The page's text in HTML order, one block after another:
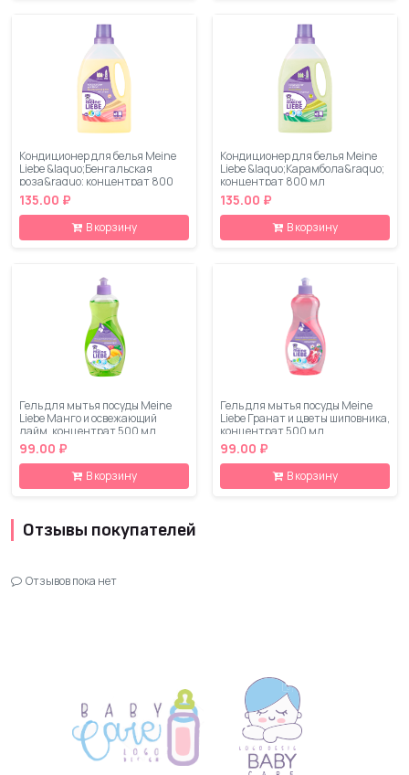
Кондиционер для белья Meine
Liebe &laquo;Бенгальская
роза&raquo; концентрат 800
мл
135.00 ₽
В корзину
Кондиционер для белья Meine
Liebe &laquo;Карамбола&raquo;
концентрат 800 мл
135.00 ₽
В корзину
Гель для мытья посуды Meine
Liebe Манго и освежающий
лайм, концентрат 500 мл
99.00 ₽
В корзину
Гель для мытья посуды Meine
Liebe Гранат и цветы шиповника,
концентрат 500 мл
99.00 ₽
В корзину
Отзывы покупателей
Отзывов пока нет